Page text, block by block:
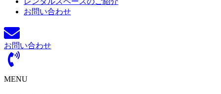
お問い合わせ
お問い合わせ
MENU